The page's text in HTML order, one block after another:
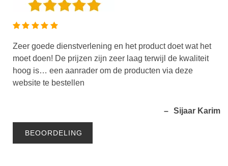
Zeer goede dienstverlening en het product doet wat het
moet doen! De prijzen zijn zeer laag terwijl de kwaliteit
hoog is… een aanrader om de producten via deze
website te bestellen
Sijaar Karim
BEOORDELING